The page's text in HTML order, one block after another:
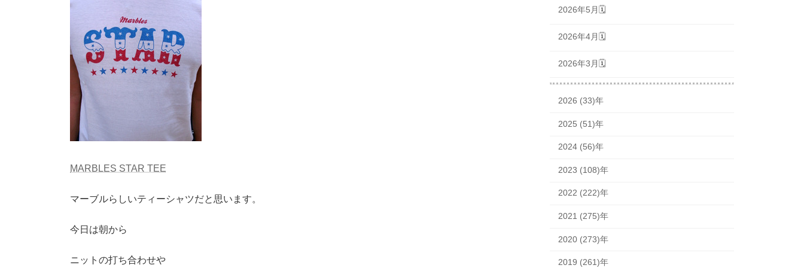
MARBLES STAR TEE
マーブルらしいティーシャツだと思います。
今日は朝から
ニットの打ち合わせや
2026年5月🗓
2026年4月🗓
2026年3月🗓
2026 (33)年
2025 (51)年
2024 (56)年
2023 (108)年
2022 (222)年
2021 (275)年
2020 (273)年
2019 (261)年